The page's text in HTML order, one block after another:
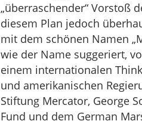
„überraschender“ Vorstoß
diesem Plan jedoch
mit dem schönen Namen
wie der Name suggeriert,
einem internationalen
und amerikanischen
Stiftung Mercator, George
Fund und dem German